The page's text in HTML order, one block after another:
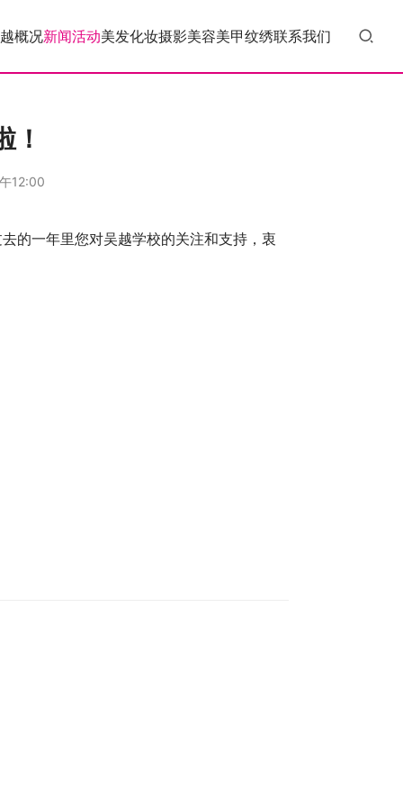
概况新闻活动美发化妆摄影美容美甲纹绣联系我们
！
12:00
的一年里您对吴越学校的关注和支持，衷